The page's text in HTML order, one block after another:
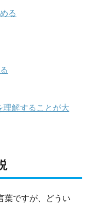
る
理解することが大
葉ですが、どうい